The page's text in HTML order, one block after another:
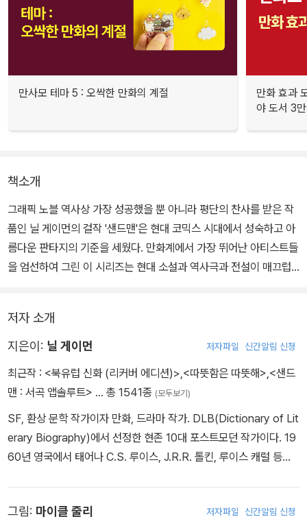
만사모 테마 5 : 오싹한 만화의 계절
만화 효과
야 도서 3
책소개
그래픽 노블 역사상 가장 성공했을 뿐 아니라 평단의 찬사를 받은 작
품인 닐 게이먼의 걸작 '샌드맨'은 현대 코믹스 시대에서 성숙하고 아
름다운 판타지의 기준을 세웠다. 만화계에서 가장 뛰어난 아티스트들
을 엄선하여 그린 이 시리즈는 현대 소설과 역사극과 전설이 매끄럽
5권에는 시공사에서 2009년 출간한 샌드맨 시리즈 '10권 장례 전
야'에 해당하는 '샌드맨 #70-75'와 '샌드맨: 영원의 밤', 그리고 '샌드
크레이그 러셀이 소설 '꿈 사냥꾼'을 4부작 만화로 각색한 버전과 게
이먼이 새로 쓴 후기가 수록됐다.
저자 소개
지은이: 닐 게이먼 저자파일 신간알림 신청
최근작 : <북유럽 신화 (리커버 에디션)>,<따뜻함은 따뜻해>,<샌드
맨 : 서곡 앱솔루트> … 총 1541종 (모두보기)
SF, 환상 문학 작가이자 만화, 드라마 작가. DLB(Dictionary of Lit
erary Biography)에서 선정한 현존 10대 포스트모던 작가이다. 19
60년 영국에서 태어나 C.S. 루이스, J.R.R. 톨킨, 루이스 캐럴 등의
한 것이 8년간 35명의 화가들을 거쳐 본편 외에도 수많은 외전을 낳
그림: 마이클 줄리 저자파일 신간알림 신청